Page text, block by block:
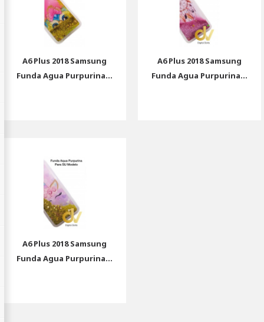
A6 Plus 2018 Samsung
Funda Agua Purpurina...
A6 Plus 2018 Samsung
Funda Agua Purpurina...
A6 Plus 2018 Samsung
Funda Agua Purpurina...